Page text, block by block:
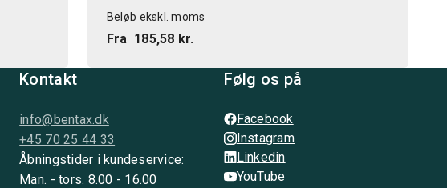
Beløb ekskl. moms
Fra 185,58 kr.
Kontakt
info@bentax.dk
+45 70 25 44 33
Åbningstider i kundeservice:
Man. - tors. 8.00 - 16.00
Følg os på
Facebook
Instagram
Linkedin
YouTube